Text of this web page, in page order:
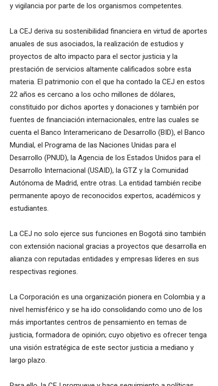
y vigilancia por parte de los organismos competentes.
La CEJ deriva su sostenibilidad financiera en virtud de aportes
anuales de sus asociados, la realización de estudios y
proyectos de alto impacto para el sector justicia y la
prestación de servicios altamente calificados sobre esta
materia. El patrimonio con el que ha contado la CEJ en estos
22 años es cercano a los ocho millones de dólares,
constituido por dichos aportes y donaciones y también por
fuentes de financiación internacionales, entre las cuales se
cuenta el Banco Interamericano de Desarrollo (BID), el Banco
Mundial, el Programa de las Naciones Unidas para el
Desarrollo (PNUD), la Agencia de los Estados Unidos para el
Desarrollo Internacional (USAID), la GTZ y la Comunidad
Autónoma de Madrid, entre otras. La entidad también recibe
permanente apoyo de reconocidos expertos, académicos y
estudiantes.
La CEJ no solo ejerce sus funciones en Bogotá sino también
con extensión nacional gracias a proyectos que desarrolla en
alianza con reputadas entidades y empresas líderes en sus
respectivas regiones.
La Corporación es una organización pionera en Colombia y a
nivel hemisférico y se ha ido consolidando como uno de los
más importantes centros de pensamiento en temas de
justicia, formadora de opinión; cuyo objetivo es ofrecer tenga
una visión estratégica de este sector justicia a mediano y
largo plazo.